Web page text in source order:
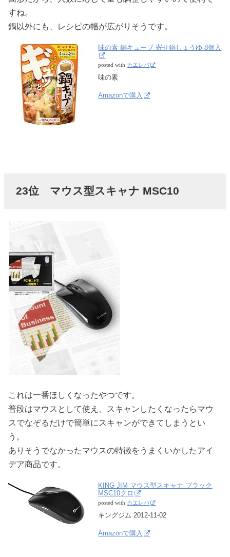
すね。
鍋以外にも、レシピの幅が広がりそうです。
味の素 鍋キューブ 寄せ鍋しょうゆ 8個入
posted with カエレバ
味の素
Amazonで購入
23位 マウス型スキャナ MSC10
これは一番ほしくなったやつです。
普段はマウスとして使え、スキャンしたくなったらマウ
スでなぞるだけで簡単にスキャンができてしまうとい
う。
ありそうでなかったマウスの特徴をうまくいかしたアイ
デア商品です。
KING JIM マウス型スキャナ ブラック
MSC10クロ
posted with カエレバ
キングジム 2012-11-02
Amazonで購入